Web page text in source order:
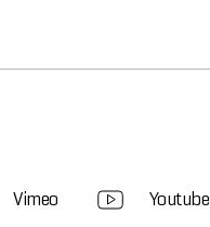
Vimeo Youtube